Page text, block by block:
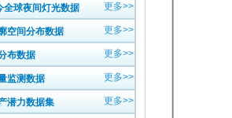
全球夜间灯光数据 更多>>
空间分布数据 更多>>
布数据 更多>>
监测数据 更多>>
潜力数据集 更多>>